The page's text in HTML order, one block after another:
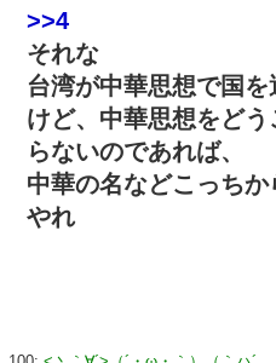
>>4
それな
台湾が中華思想で国
けど、中華思想をど
らないのであれば、
中華の名などこっち
やれ